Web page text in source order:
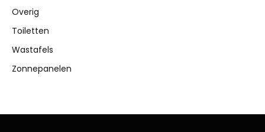
Overig
Toiletten
Wastafels
Zonnepanelen